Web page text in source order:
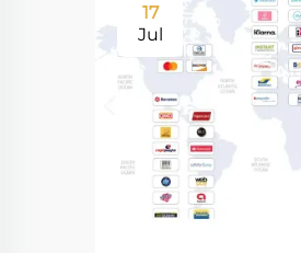
17
Jul